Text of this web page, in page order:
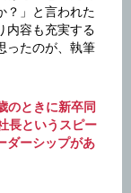
？」と言われた
内容も充実する
ったのが、執筆
のときに新卒同
長というスピー
ダーシップがあ